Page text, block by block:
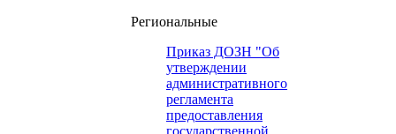
Региональные
Приказ ДОЗН "Об
утверждении
административного
регламента
предоставления
государственной